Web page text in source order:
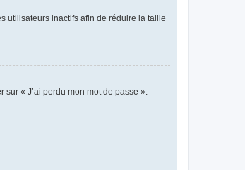
utilisateurs inactifs afin de réduire la taille
« J’ai perdu mon mot de passe ».